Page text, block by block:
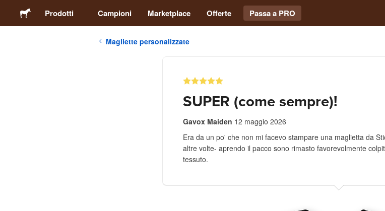
Prodotti Campioni Marketplace Offerte Passa a PRO
Magliette personalizzate
SUPER (come sempre)!
Gavox Maiden 12 maggio 2026
Era da un po' che non mi facevo stampare una maglietta da
altre volte- aprendo il pacco sono rimasto favorevolmente
tessuto.